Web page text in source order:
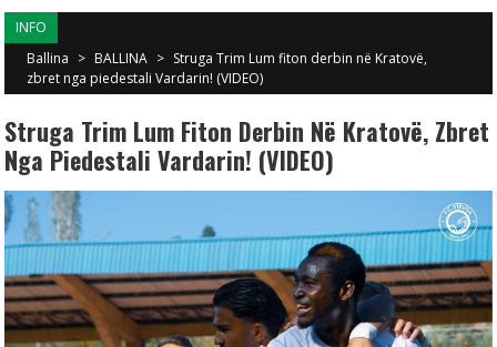
INFO
Ballina > BALLINA > Struga Trim Lum fiton derbin në Kratovë,
zbret nga piedestali Vardarin! (VIDEO)
Struga Trim Lum Fiton Derbin Në Kratovë, Zbret
Nga Piedestali Vardarin! (VIDEO)